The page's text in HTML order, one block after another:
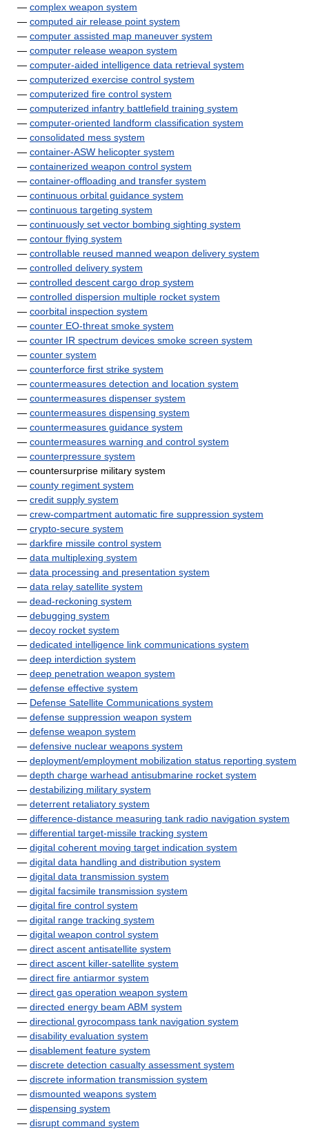
— complex weapon system
— computed air release point system
— computer assisted map maneuver system
— computer release weapon system
— computer-aided intelligence data retrieval system
— computerized exercise control system
— computerized fire control system
— computerized infantry battlefield training system
— computer-oriented landform classification system
— consolidated mess system
— container-ASW helicopter system
— containerized weapon control system
— container-offloading and transfer system
— continuous orbital guidance system
— continuous targeting system
— continuously set vector bombing sighting system
— contour flying system
— controllable reused manned weapon delivery system
— controlled delivery system
— controlled descent cargo drop system
— controlled dispersion multiple rocket system
— coorbital inspection system
— counter EO-threat smoke system
— counter IR spectrum devices smoke screen system
— counter system
— counterforce first strike system
— countermeasures detection and location system
— countermeasures dispenser system
— countermeasures dispensing system
— countermeasures guidance system
— countermeasures warning and control system
— counterpressure system
— countersurprise military system
— county regiment system
— credit supply system
— crew-compartment automatic fire suppression system
— crypto-secure system
— darkfire missile control system
— data multiplexing system
— data processing and presentation system
— data relay satellite system
— dead-reckoning system
— debugging system
— decoy rocket system
— dedicated intelligence link communications system
— deep interdiction system
— deep penetration weapon system
— defense effective system
— Defense Satellite Communications system
— defense suppression weapon system
— defense weapon system
— defensive nuclear weapons system
— deployment/employment mobilization status reporting system
— depth charge warhead antisubmarine rocket system
— destabilizing military system
— deterrent retaliatory system
— difference-distance measuring tank radio navigation system
— differential target-missile tracking system
— digital coherent moving target indication system
— digital data handling and distribution system
— digital data transmission system
— digital facsimile transmission system
— digital fire control system
— digital range tracking system
— digital weapon control system
— direct ascent antisatellite system
— direct ascent killer-satellite system
— direct fire antiarmor system
— direct gas operation weapon system
— directed energy beam ABM system
— directional gyrocompass tank navigation system
— disability evaluation system
— disablement feature system
— discrete detection casualty assessment system
— discrete information transmission system
— dismounted weapons system
— dispensing system
— disrupt command system